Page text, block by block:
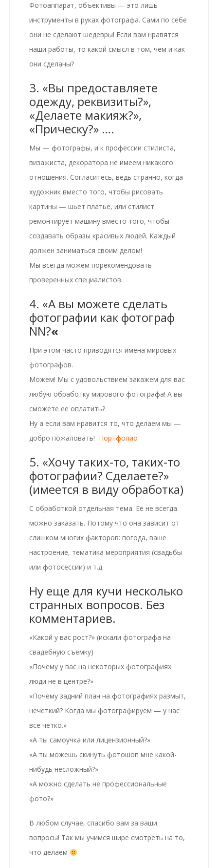
Фотоаппарат, объективы — это лишь
инструменты в руках фотографа. Сами по себе
они не сделают шедевры! Если вам нравятся
наши работы, то какой смысл в том, чем и как
они сделаны?
3. «Вы предоставляете
одежду, реквизиты?»,
«Делаете макияж?»,
«Прическу?» ….
Мы — фотографы, и к профессии стилиста,
визажиста, декоратора не имеем никакого
отношения. Согласитесь, ведь странно, когда
художник вместо того, чтобы рисовать
картины — шьет платье, или стилист
ремонтирует машину вместо того, чтобы
создавать образы красивых людей. Каждый
должен заниматься своим делом!
Мы всегда можем порекомендовать
проверенных специалистов.
4. «А вы можете сделать
фотографии как фотограф
NN?«
При этом часто приводятся имена мировых
фотографов.
Можем! Мы с удовольствием закажем для вас
любую обработку мирового фотографа! А вы
сможете ее оплатить?
Ну а если вам нравится то, что делаем мы —
добро пожаловать! Портфолио
5. «Хочу таких-то, таких-то
фотографии? Сделаете?»
(имеется в виду обработка)
С обработкой отдельная тема. Ее не всегда
можно заказать. Потому что она зависит от
слишком многих факторов: погода, ваше
настроение, тематика мероприятия (свадьбы
или фотосессии) и т.д.
Ну еще для кучи несколько
странных вопросов. Без
комментариев.
«Какой у вас рост?» (искали фотографа на
свадебную съемку)
«Почему у вас на некоторых фотографиях
люди не в центре?»
«Почему задний план на фотографиях размыт,
нечеткий? Когда мы фотографируем — у нас
все четко.»
«А ты самоучка или лицензионный?»
«А ты можешь скинуть фотошоп мне какой-
нибудь несложный?»
«А можно сделать не профессиональные
фото?»
В любом случае, спасибо вам за ваши
вопросы! Так мы учимся шире смотреть на то,
что делаем